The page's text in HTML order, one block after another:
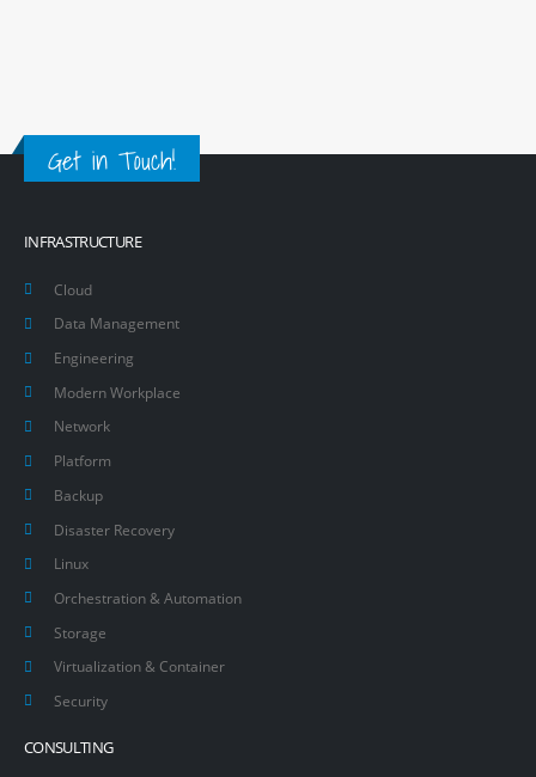
Get in Touch!
INFRASTRUCTURE
Cloud
Data Management
Engineering
Modern Workplace
Network
Platform
Backup
Disaster Recovery
Linux
Orchestration & Automation
Storage
Virtualization & Container
Security
CONSULTING